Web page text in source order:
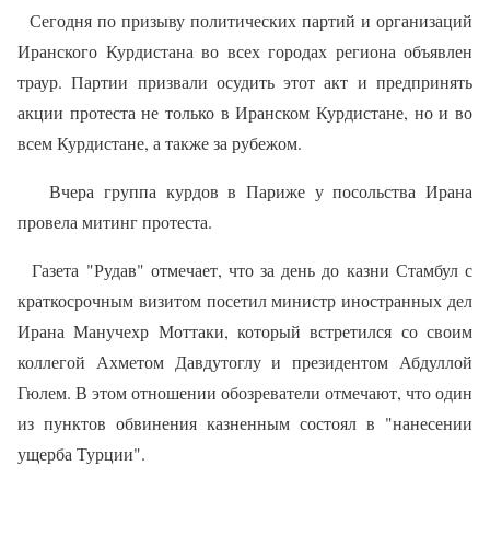
Сегодня по призыву политических партий и организаций
Иранского Курдистана во всех городах региона объявлен
траур. Партии призвали осудить этот акт и предпринять
акции протеста не только в Иранском Курдистане, но и во
всем Курдистане, а также за рубежом.
Вчера группа курдов в Париже у посольства Ирана
провела митинг протеста.
Газета "Рудав" отмечает, что за день до казни Стамбул с
краткосрочным визитом посетил министр иностранных дел
Ирана Манучехр Моттаки, который встретился со своим
коллегой Ахметом Давдутоглу и президентом Абдуллой
Гюлем. В этом отношении обозреватели отмечают, что один
из пунктов обвинения казненным состоял в "нанесении
ущерба Турции".